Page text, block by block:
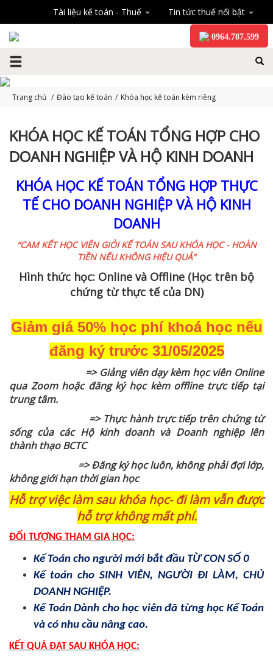
Tài liệu kế toán - Thuế Tin tức thuế nổi bật
0964.787.599
Trang chủ / Đào tạo kế toán / Khóa học kế toán kèm riêng
KHÓA HỌC KẾ TOÁN TỔNG HỢP CHO
DOANH NGHIỆP VÀ HỘ KINH DOANH
KHÓA HỌC KẾ TOÁN TỔNG HỢP THỰC
TẾ CHO DOANH NGHIỆP VÀ HỘ KINH
DOANH
“CAM KẾT HỌC VIÊN GIỎI KẾ TOÁN SAU KHÓA HỌC - HOÀN
TIỀN NẾU KHÔNG HIỆU QUẢ”
Hình thức học: Online và Offline (Học trên bộ
chứng từ thực tế của DN)
Giảm giá 50% học phí khoá học nếu
đăng ký trước 31/05/2025
=> Giảng viên dạy kèm học viên Online
qua Zoom hoặc đăng ký học kèm offline trực tiếp tại
trung tâm.
=> Thực hành trực tiếp trên chứng từ
sống của các Hộ kinh doanh và Doanh nghiệp lên
thành thạo BCTC
=> Đăng ký học luôn, không phải đợi lớp,
không giới hạn thời gian học
Hỗ trợ việc làm sau khóa học- đi làm vẫn được
hỗ trợ không mất phí.
ĐỐI TƯỢNG THAM GIA HỌC:
Kế Toán cho người mới bắt đầu TỪ CON SỐ 0
Kế toán cho SINH VIÊN, NGƯỜI ĐI LÀM, CHỦ
DOANH NGHIỆP.
Kế Toán Dành cho học viên đã từng học Kế Toán
và có nhu cầu nâng cao.
KẾT QUẢ ĐẠT SAU KHÓA HỌC: